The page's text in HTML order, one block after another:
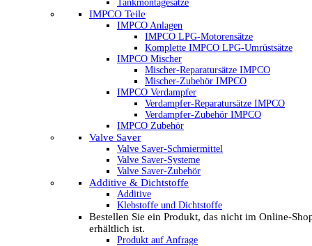
Tankmontagesätze
IMPCO Teile
IMPCO Anlagen
IMPCO LPG-Motorensätze
Komplette IMPCO LPG-Umrüstsätze
IMPCO Mischer
Mischer-Reparatursätze IMPCO
Mischer-Zubehör IMPCO
IMPCO Verdampfer
Verdampfer-Reparatursätze IMPCO
Verdampfer-Zubehör IMPCO
IMPCO Zubehör
Valve Saver
Valve Saver-Schmiermittel
Valve Saver-Systeme
Valve Saver-Zubehör
Additive & Dichtstoffe
Additive
Klebstoffe und Dichtstoffe
Bestellen Sie ein Produkt, das nicht im Online-
erhältlich ist.
Produkt auf Anfrage